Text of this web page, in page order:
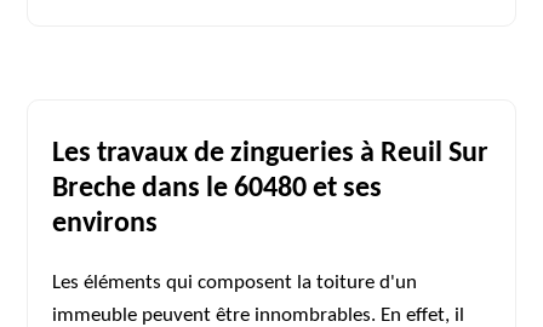
Les travaux de zingueries à Reuil Sur
Breche dans le 60480 et ses
environs
Les éléments qui composent la toiture d'un
immeuble peuvent être innombrables. En effet, il